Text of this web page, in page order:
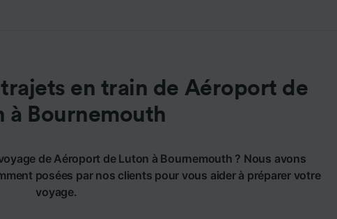
trajets en train de Aéroport de
à Bournemouth
de Aéroport de Luton à Bournemouth ? Nous avons
posées par nos clients pour vous aider à préparer votre
voyage.